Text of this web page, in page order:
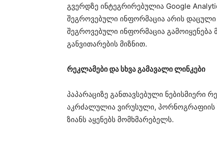
გვერდზე ინტეგრირებულია Google
შეგროვებული ინფორმაცია არის დაცული
შეგროვებული ინფორმაცია
განვითარების მიზნით.
რეკლამები და სხვა გამავალი ლინკები
პაპარაციზე განთავსებული ნებისმიერი
აკრძალულია ვირუსული, პორნოგრაფიის
ზიანს აყენებს მომხმარებელს.